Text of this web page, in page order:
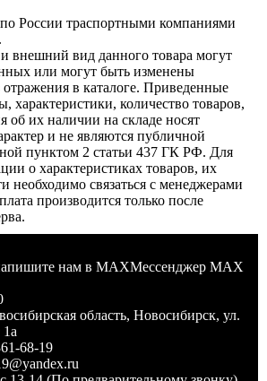
России траспортными компаниями
внешний вид данного товара могут
или могут быть изменены
отражения в каталоге. Приведенные
характеристики, количество товаров,
об их наличии на складе носят
и не являются публичной
пунктом 2 статьи 437 ГК РФ. Для
о характеристиках товаров, их
необходимо связаться с менеджерами
производится только после
Мессенджер MAX
область, Новосибирск, ул.
68-19